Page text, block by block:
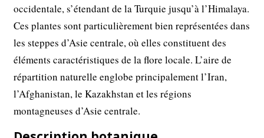
occidentale, s’étendant de la Turquie jusqu’à l’Himalaya.
Ces plantes sont particulièrement bien représentées dans
les steppes d’Asie centrale, où elles constituent des
éléments caractéristiques de la flore locale. L’aire de
répartition naturelle englobe principalement l’Iran,
l’Afghanistan, le Kazakhstan et les régions
montagneuses d’Asie centrale.